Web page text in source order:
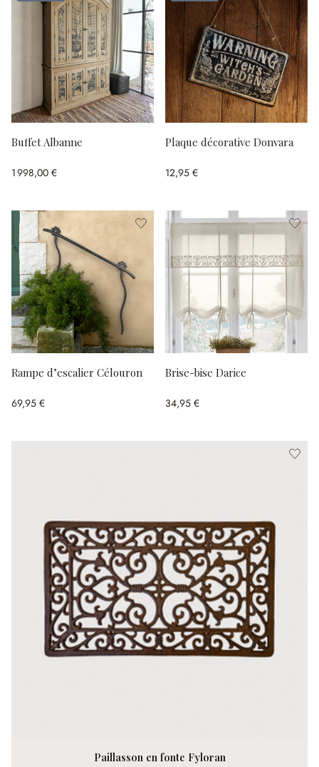
Buffet Albanne
1 998,00 €
Plaque décorative Donvara
12,95 €
Rampe d’escalier Célouron
69,95 €
Paillasson en fonte Fyloran
Brise-bise Darice
34,95 €